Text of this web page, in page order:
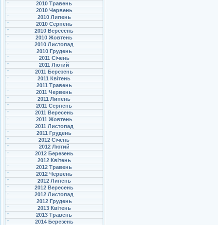
2010 Травень
2010 Червень
2010 Липень
2010 Серпень
2010 Вересень
2010 Жовтень
2010 Листопад
2010 Грудень
2011 Січень
2011 Лютий
2011 Березень
2011 Квітень
2011 Травень
2011 Червень
2011 Липень
2011 Серпень
2011 Вересень
2011 Жовтень
2011 Листопад
2011 Грудень
2012 Січень
2012 Лютий
2012 Березень
2012 Квітень
2012 Травень
2012 Червень
2012 Липень
2012 Вересень
2012 Листопад
2012 Грудень
2013 Квітень
2013 Травень
2014 Березень